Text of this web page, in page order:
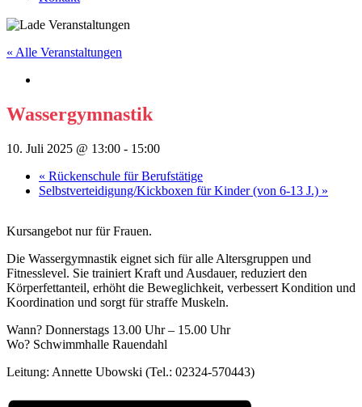
« Alle Veranstaltungen
Wassergymnastik
10. Juli 2025 @ 13:00 - 15:00
« Rückenschule für Berufstätige
Selbstverteidigung/Kickboxen für Kinder (von 6-13 J.) »
Kursangebot nur für Frauen.
Die Wassergymnastik eignet sich für alle Altersgruppen und
Fitnesslevel. Sie trainiert Kraft und Ausdauer, reduziert den
Körperfettanteil, erhöht die Beweglichkeit, verbessert Kondition und
Koordination und sorgt für straffe Muskeln.
Wann? Donnerstags 13.00 Uhr – 15.00 Uhr
Wo? Schwimmhalle Rauendahl
Leitung: Annette Ubowski (Tel.: 02324-570443)